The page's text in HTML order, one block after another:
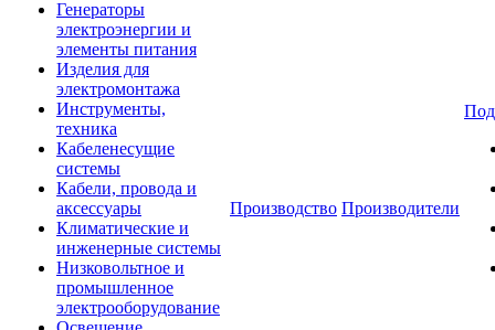
Генераторы
электроэнергии и
элементы питания
Изделия для
электромонтажа
Инструменты,
техника
Кабеленесущие
системы
Кабели, провода и
аксессуары
Климатические и
инженерные системы
Низковольтное и
промышленное
электрооборудование
Производство Производители